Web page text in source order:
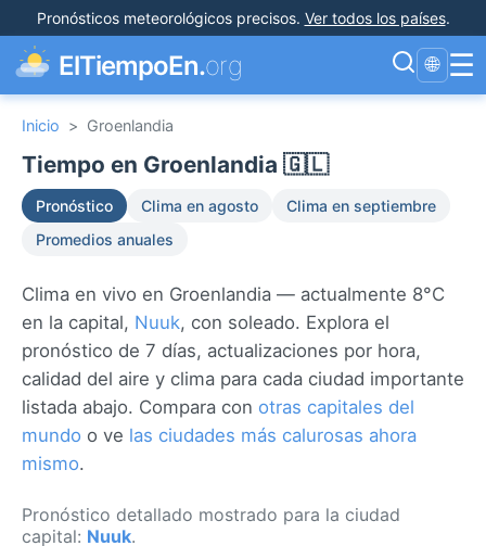
Pronósticos meteorológicos precisos. Ver todos los países.
ElTiempoEn.org 🌐 ☰
Inicio > Groenlandia
Tiempo en Groenlandia 🇬🇱
Pronóstico Clima en agosto
Clima en septiembre
Promedios anuales
Clima en vivo en Groenlandia — actualmente 8°C
en la capital, Nuuk, con soleado. Explora el
pronóstico de 7 días, actualizaciones por hora,
calidad del aire y clima para cada ciudad importante
listada abajo. Compara con otras capitales del
mundo o ve las ciudades más calurosas ahora
mismo.
Pronóstico detallado mostrado para la ciudad
capital: Nuuk.